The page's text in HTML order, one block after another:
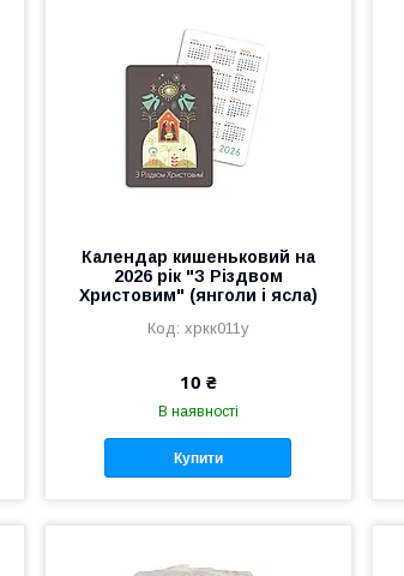
Календар кишеньковий на
2026 рік "З Різдвом
Христовим" (янголи і ясла)
хркк011у
10 ₴
В наявності
Купити